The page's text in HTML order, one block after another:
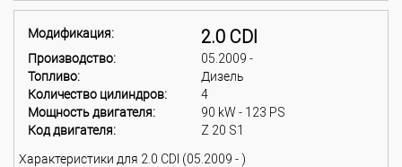
Модификация: 2.0 CDI
Производство:
05.2009 -
Топливо:
Дизель
Количество цилиндров:
4
Мощность двигателя:
90 kW - 123 PS
Код двигателя:
Z 20 S1
Характеристики для 2.0 CDI (05.2009 - )